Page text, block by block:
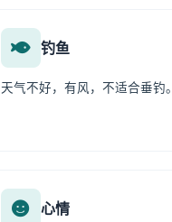
钓鱼
天气不好，有风，不适合垂钓。
心情